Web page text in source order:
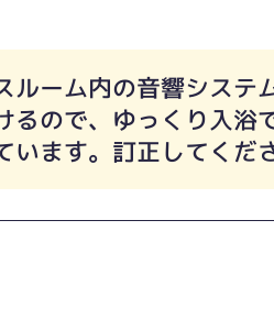
ルーム内の音響シス
るので、ゆっくり入浴
ます。訂正してくだ